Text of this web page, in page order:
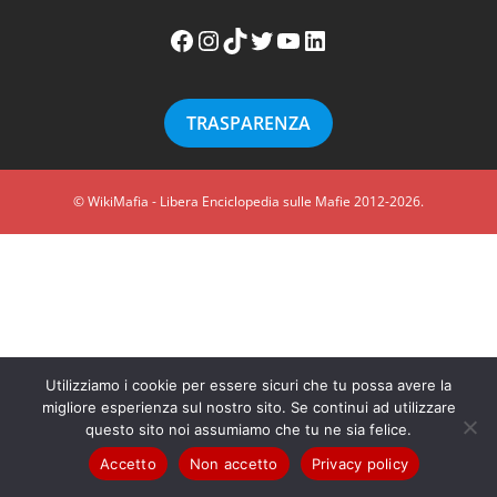
Facebook WikiMafia
Instagram WikiMafia
TikTok WikiMafia
Twitter WikiMafia
YouTube WikiMafia
LinkedIn WikiMafia
TRASPARENZA
© WikiMafia - Libera Enciclopedia sulle Mafie 2012-2026.
Utilizziamo i cookie per essere sicuri che tu possa avere la
migliore esperienza sul nostro sito. Se continui ad utilizzare
questo sito noi assumiamo che tu ne sia felice.
Accetto
Non accetto Privacy policy